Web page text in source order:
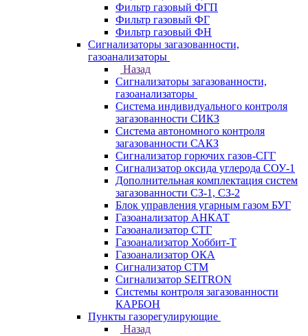
Фильтр газовый ФГП
Фильтр газовый ФГ
Фильтр газовый ФН
Сигнализаторы загазованности,
газоанализаторы
Назад
Сигнализаторы загазованности,
газоанализаторы
Система индивидуального контроля
загазованности СИКЗ
Система автономного контроля
загазованности САКЗ
Сигнализатор горючих газов-СГГ
Сигнализатор оксида углерода СОУ-1
Дополнительная комплектация систем
загазованности СЗ-1, СЗ-2
Блок управления угарным газом БУГ
Газоанализатор АНКАТ
Газоанализатор СТГ
Газоанализатор Хоббит-Т
Газоанализатор ОКА
Сигнализатор СТМ
Сигнализатор SEITRON
Системы контроля загазованности
КАРБОН
Пункты газорегулирующие
Назад